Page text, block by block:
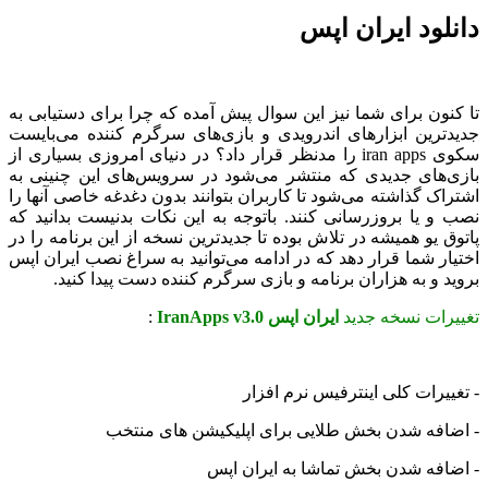
ایران اپس
برای شما نیز این سوال پیش آمده که چرا برای دستیابی به
ابزارهای اندرویدی و بازی‌های سرگرم کننده می‌بایست
iran apps را مدنظر قرار داد؟ در دنیای امروزی بسیاری از
جدیدی که منتشر می‌شود در سرویس‌های این چنینی به
گذاشته می‌شود تا کاربران بتوانند بدون دغدغه خاصی آنها را
یا بروزرسانی کنند. باتوجه به این نکات بدنیست بدانید که
یو همیشه در تلاش بوده تا جدیدترین نسخه از این برنامه را در
شما قرار دهد که در ادامه می‌توانید به سراغ نصب ایران اپس
و به هزاران برنامه و بازی سرگرم کننده دست پیدا کنید.
نسخه جدید ایران اپس IranApps v3.0 :
کلی اینترفیس نرم افزار
شدن بخش طلایی برای اپلیکیشن های منتخب
شدن بخش تماشا به ایران اپس